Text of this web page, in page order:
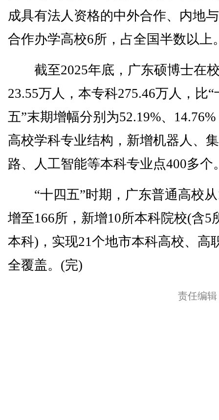
成具有法人资格的中外合作、内地
合作办学高校6所，占全国半数以上
截至2025年底，广东硕博士在
23.55万人，本专科275.46万人，比“
五”末期增幅分别为52.19%、
高校学科专业结构，新增机器人、
路、人工智能等本科专业点400多个
“十四五”时期，广东普通高校从
增至166所，新增10所本科院校(含5
本科)，实现21个地市本科高校、高
全覆盖。(完)
责任编